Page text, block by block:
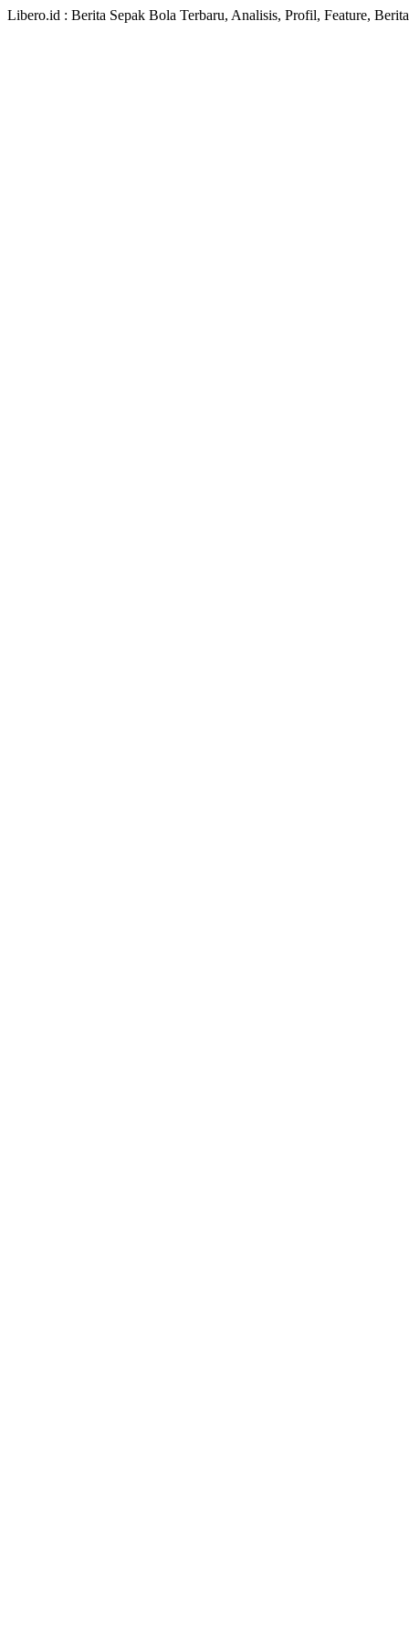
Libero.id : Berita Sepak Bola Terbaru, Analisis, Profil, Feature,